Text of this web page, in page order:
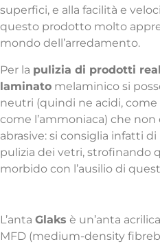
superfici, e alla facilità e
questo prodotto molto
mondo dell’arredamento.
Per la pulizia di prodotti
laminato melaminico si
neutri (quindi ne acidi, come
come l’ammoniaca) che
abrasive: si consiglia infatti
pulizia dei vetri, strofinando
morbido con l’ausilio di
L’anta Glaks è un’anta
MFD (medium-density